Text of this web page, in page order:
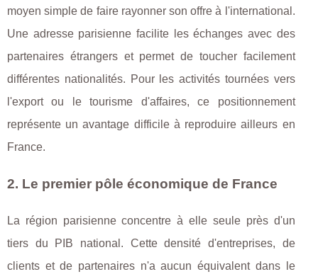
moyen simple de faire rayonner son offre à l'international.
Une adresse parisienne facilite les échanges avec des
partenaires étrangers et permet de toucher facilement
différentes nationalités. Pour les activités tournées vers
l'export ou le tourisme d'affaires, ce positionnement
représente un avantage difficile à reproduire ailleurs en
France.
2. Le premier pôle économique de France
La région parisienne concentre à elle seule près d'un
tiers du PIB national. Cette densité d'entreprises, de
clients et de partenaires n'a aucun équivalent dans le